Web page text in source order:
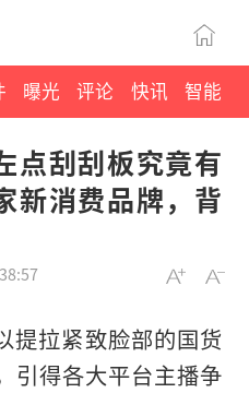
曝光 评论 快讯 智能
点刮刮板究竟有
新消费品牌，背
提拉紧致脸部的国货
引得各大平台主播争